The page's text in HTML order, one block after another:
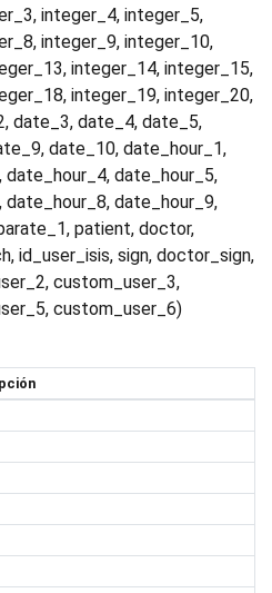
integer_4, integer_5,
integer_9, integer_10,
integer_14, integer_15,
integer_19, integer_20,
date_3, date_4, date_5,
date_10, date_hour_1,
date_hour_5,
date_hour_9,
patient, doctor,
id_user_isis, sign, doctor_sign,
custom_user_3,
custom_user_6)